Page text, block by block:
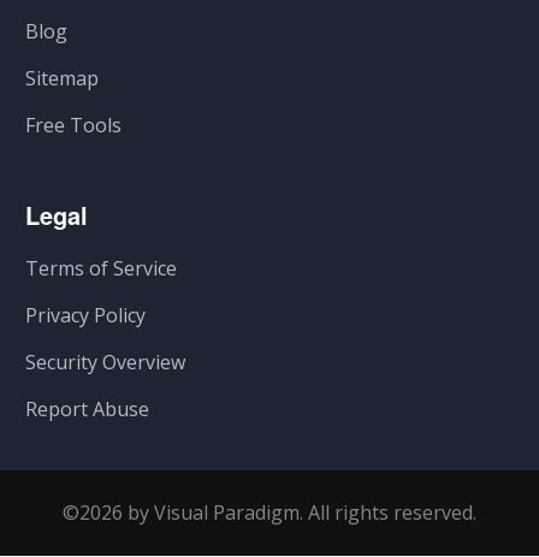
Blog
Sitemap
Free Tools
Legal
Terms of Service
Privacy Policy
Security Overview
Report Abuse
©2026 by Visual Paradigm. All rights reserved.